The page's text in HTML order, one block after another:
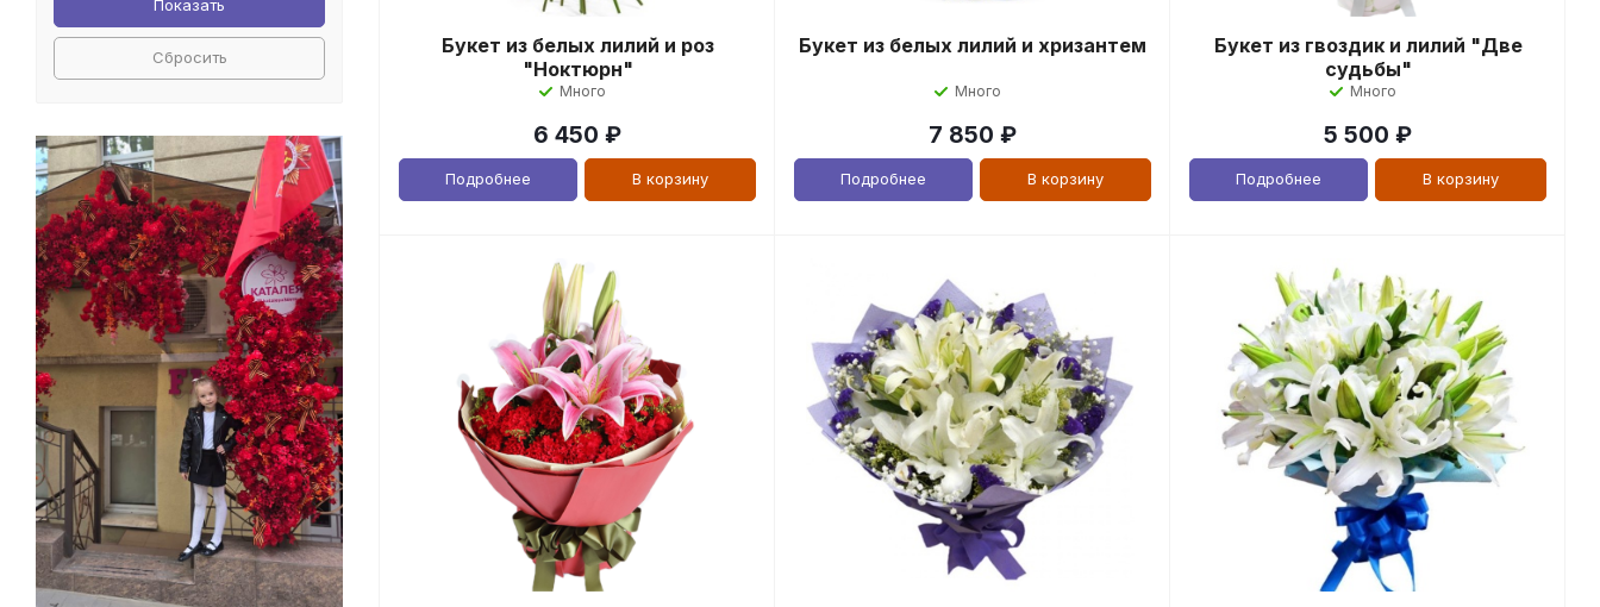
Букет из белых лилий и роз
"Ноктюрн"
Много
6 450 ₽
Подробнее В корзину
Букет из белых лилий и хризантем
Много
7 850 ₽
Подробнее В корзину
Букет из гвоздик и лилий "Две
судьбы"
Много
5 500 ₽
Подробнее В корзину
Сестре ( 5)
Сбросить